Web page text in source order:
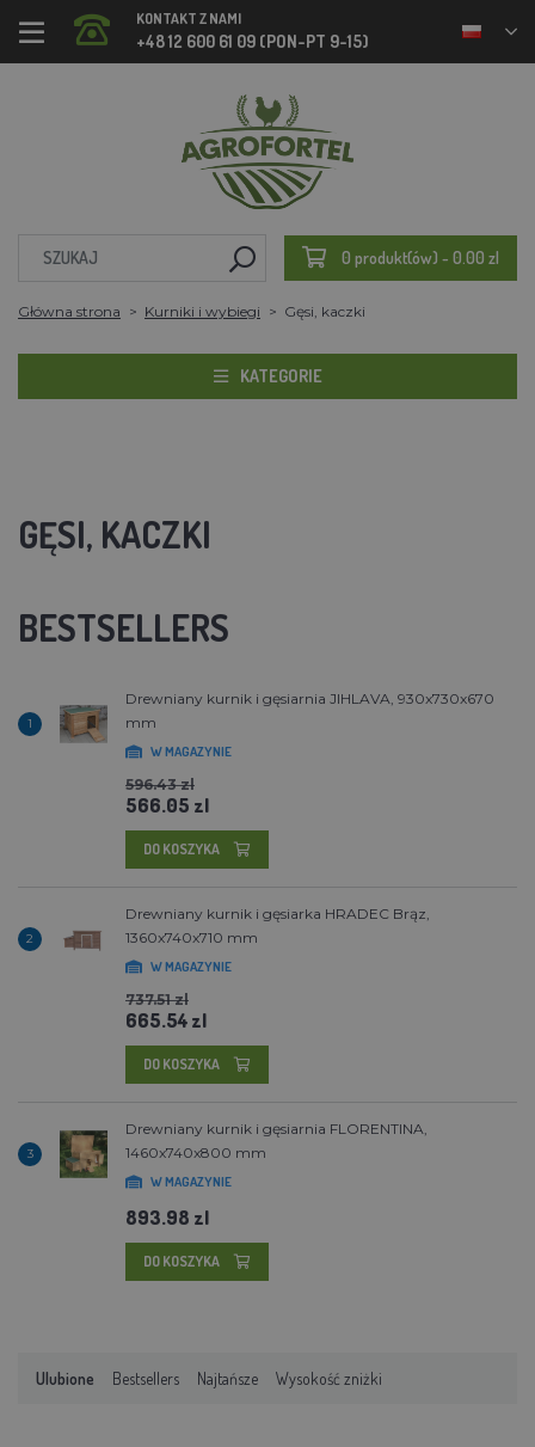
KONTAKT Z NAMI
+48 12 600 61 09 (PON-PT 9-15)
0 produkt(ów) - 0.00 zl
Główna strona Kurniki i wybiegi Gęsi, kaczki
KATEGORIE
GĘSI, KACZKI
BESTSELLERS
1
Drewniany kurnik i gęsiarnia JIHLAVA, 930x730x670
mm
W MAGAZYNIE
596.43 zl
566.05 zl
DO KOSZYKA
2
Drewniany kurnik i gęsiarka HRADEC Brąz,
1360x740x710 mm
W MAGAZYNIE
737.51 zl
665.54 zl
DO KOSZYKA
3
Drewniany kurnik i gęsiarnia FLORENTINA,
1460x740x800 mm
W MAGAZYNIE
893.98 zl
DO KOSZYKA
Ulubione Bestsellers Najtańsze Wysokość zniżki